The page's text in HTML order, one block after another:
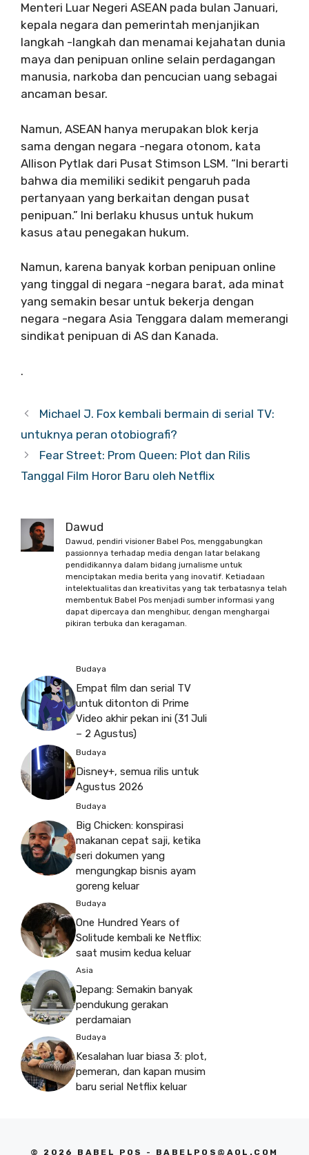
Menteri Luar Negeri ASEAN pada bulan Januari,
kepala negara dan pemerintah menjanjikan
langkah -langkah dan menamai kejahatan dunia
maya dan penipuan online selain perdagangan
manusia, narkoba dan pencucian uang sebagai
ancaman besar.
Namun, ASEAN hanya merupakan blok kerja
sama dengan negara -negara otonom, kata
Allison Pytlak dari Pusat Stimson LSM. “Ini berarti
bahwa dia memiliki sedikit pengaruh pada
pertanyaan yang berkaitan dengan pusat
penipuan.” Ini berlaku khusus untuk hukum
kasus atau penegakan hukum.
Namun, karena banyak korban penipuan online
yang tinggal di negara -negara barat, ada minat
yang semakin besar untuk bekerja dengan
negara -negara Asia Tenggara dalam memerangi
sindikat penipuan di AS dan Kanada.
.
Michael J. Fox kembali bermain di serial TV:
untuknya peran otobiografi?
Fear Street: Prom Queen: Plot dan Rilis
Tanggal Film Horor Baru oleh Netflix
Dawud
Dawud, pendiri visioner Babel Pos, menggabungkan
passionnya terhadap media dengan latar belakang
pendidikannya dalam bidang jurnalisme untuk
menciptakan media berita yang inovatif. Ketiadaan
intelektualitas dan kreativitas yang tak terbatasnya telah
membentuk Babel Pos menjadi sumber informasi yang
dapat dipercaya dan menghibur, dengan menghargai
pikiran terbuka dan keragaman.
Budaya
Empat film dan serial TV
untuk ditonton di Prime
Video akhir pekan ini (31 Juli
– 2 Agustus)
Budaya
Disney+, semua rilis untuk
Agustus 2026
Budaya
Big Chicken: konspirasi
makanan cepat saji, ketika
seri dokumen yang
mengungkap bisnis ayam
goreng keluar
Budaya
One Hundred Years of
Solitude kembali ke Netflix:
saat musim kedua keluar
Asia
Jepang: Semakin banyak
pendukung gerakan
perdamaian
Budaya
Kesalahan luar biasa 3: plot,
pemeran, dan kapan musim
baru serial Netflix keluar
© 2026 BABEL POS - BABELPOS@AOL.COM